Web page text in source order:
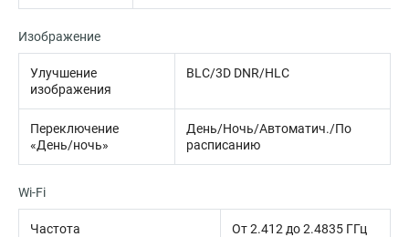
Изображение
Улучшение
изображения
BLC/3D DNR/HLC
Переключение
«День/ночь»
День/Ночь/Автоматич./По
расписанию
Wi-Fi
Частота От 2.412 до 2.4835 ГГц